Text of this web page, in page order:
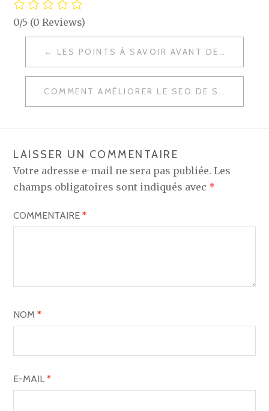
0/5 (0 Reviews)
NAVIGATION
DE
L’ARTICLE
LES POINTS À SAVOIR AVANT DE SE LANCER DANS LE DOMAINE D’E-COMMERCE
COMMENT AMÉLIORER LE SEO DE SA BOUTIQUE DE DROPSHIPPING ?
LAISSER UN COMMENTAIRE
Votre adresse e-mail ne sera pas publiée. Les
champs obligatoires sont indiqués avec *
COMMENTAIRE*
NOM*
E-MAIL*